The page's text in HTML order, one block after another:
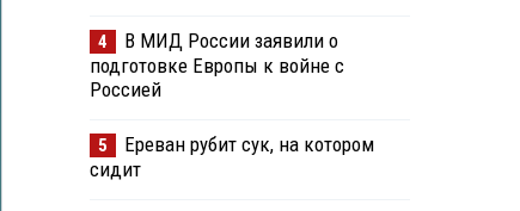
4
В МИД России заявили о
подготовке Европы к войне с
Россией
5
Ереван рубит сук, на котором
сидит